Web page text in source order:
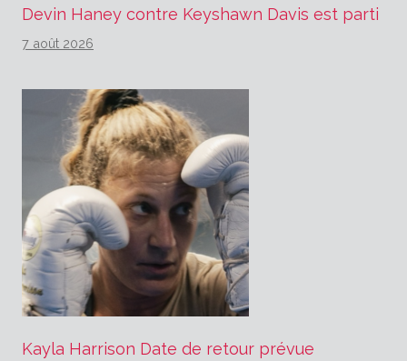
Devin Haney contre Keyshawn Davis est parti
7 août 2026
Kayla Harrison Date de retour prévue